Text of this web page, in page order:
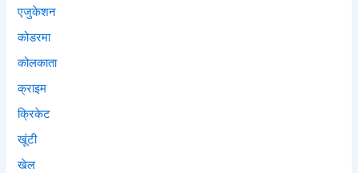
एजुकेशन
कोडरमा
कोलकाता
क्राइम
क्रिकेट
खूंटी
खेल